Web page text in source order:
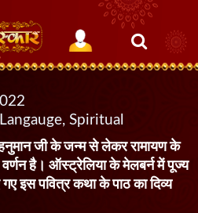
Spiritual
जी के जन्म से लेकर रामायण के
है। ऑस्ट्रेलिया के मेलबर्न में पूज्य
गए इस पवित्र कथा के पाठ का दिव्य